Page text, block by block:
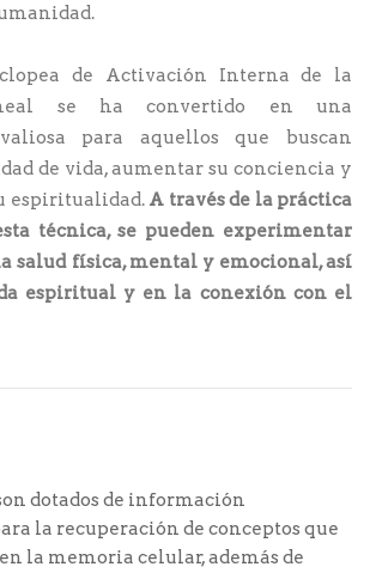
de Activación Interna de la
se ha convertido en una
para aquellos que buscan
de vida, aumentar su conciencia y
espiritualidad. A través de la práctica
técnica, se pueden experimentar
salud física, mental y emocional, así
espiritual y en la conexión con el
dotados de información
la recuperación de conceptos que
la memoria celular, además de